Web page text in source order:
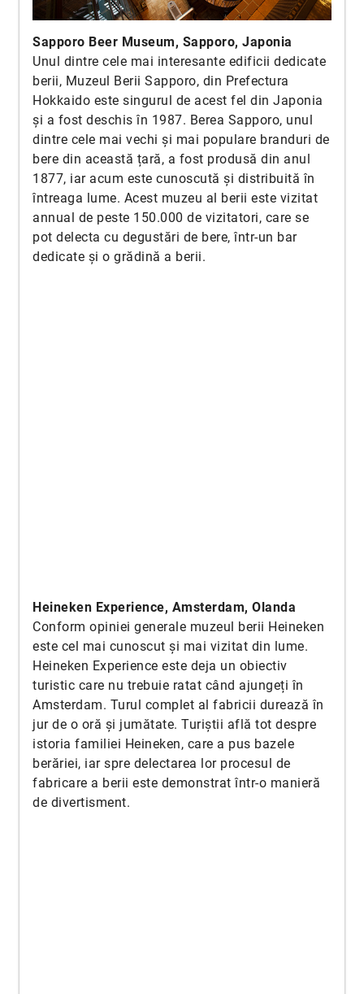
Sapporo Beer Museum, Sapporo, Japonia
Unul dintre cele mai interesante edificii dedicate
berii, Muzeul Berii Sapporo, din Prefectura
Hokkaido este singurul de acest fel din Japonia
și a fost deschis în 1987. Berea Sapporo, unul
dintre cele mai vechi și mai populare branduri de
bere din această țară, a fost produsă din anul
1877, iar acum este cunoscută și distribuită în
întreaga lume. Acest muzeu al berii este vizitat
annual de peste 150.000 de vizitatori, care se
pot delecta cu degustări de bere, într-un bar
dedicate și o grădină a berii.
Heineken Experience, Amsterdam, Olanda
Conform opiniei generale muzeul berii Heineken
este cel mai cunoscut și mai vizitat din lume.
Heineken Experience este deja un obiectiv
turistic care nu trebuie ratat când ajungeți în
Amsterdam. Turul complet al fabricii durează în
jur de o oră și jumătate. Turiștii află tot despre
istoria familiei Heineken, care a pus bazele
berăriei, iar spre delectarea lor procesul de
fabricare a berii este demonstrat într-o manieră
de divertisment.